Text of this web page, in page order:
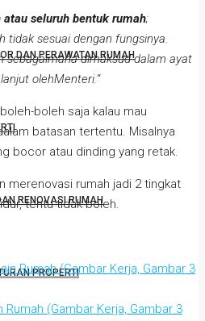
DAN PERAWATAN RUMAH
RENOVASI RUMAH
PROPERTI
atau seluruh bentuk rumah;
tidak sesuai dengan fungsinya.
sebagaimana dimaksud dalam ayat
olehMenteri.“
boleh saja kalau mau
batasan tertentu. Misalnya
bocor atau dinding yang retak.
merenovasi rumah jadi 2 tingkat
tentu tidak boleh.
(Gambar Kerja, Gambar 3